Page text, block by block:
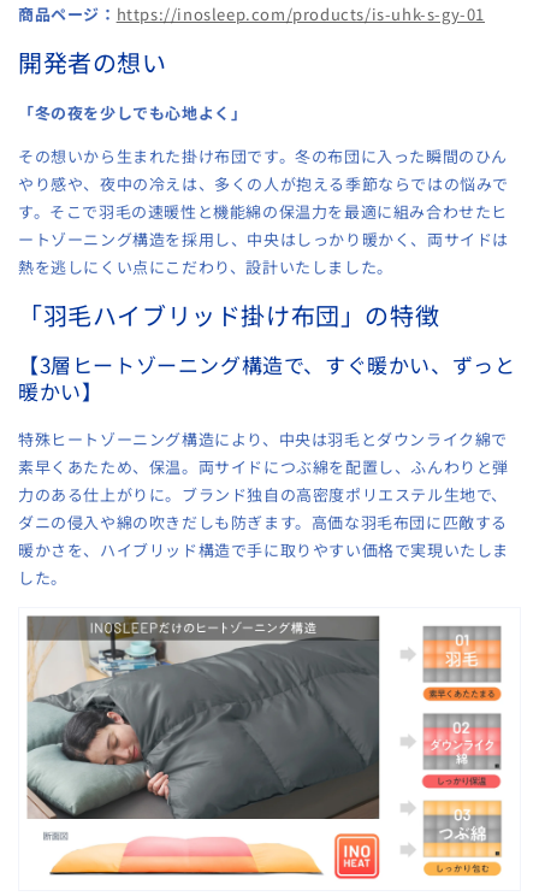
商品ページ： https://inosleep.com/products/is-uhk-s-gy-01
開発者の想い
「冬の夜を少しでも心地よく」
その想いから生まれた掛け布団です。冬の布団に入った瞬間のひん
やり感や、夜中の冷えは、多くの人が抱える季節ならではの悩みで
す。そこで羽毛の速暖性と機能綿の保温力を最適に組み合わせたヒ
ートゾーニング構造を採用し、中央はしっかり暖かく、両サイドは
熱を逃しにくい点にこだわり、設計いたしました。
「羽毛ハイブリッド掛け布団」の特徴
【3層ヒートゾーニング構造で、すぐ暖かい、ずっと
暖かい】
特殊ヒートゾーニング構造により、中央は羽毛とダウンライク綿で
素早くあたため、保温。両サイドにつぶ綿を配置し、ふんわりと弾
力のある仕上がりに。ブランド独自の高密度ポリエステル生地で、
ダニの侵入や綿の吹きだしも防ぎます。高価な羽毛布団に匹敵する
暖かさを、ハイブリッド構造で手に取りやすい価格で実現いたしま
した。